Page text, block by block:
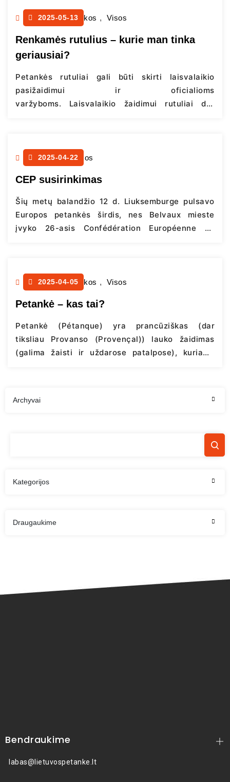
atranką, vykusią Šiauliuose, užsiregistravo trys
Jankauskas, Remigijus Bielskis, Paulius Rulinskas
ir…Continue reading
2025-05-13
Petankės pamokos , Visos
Renkamės rutulius – kurie man tinka
geriausiai?
Petankės rutuliai gali būti skirti laisvalaikio
pasižaidimui ir oficialioms
varžyboms. Laisvalaikio žaidimui rutuliai dar
praleidimui su draugais. Jie dažniausiai yra
užpildu. Gali būti blizgūs su chromo paviršiumi
arba dažyti juodai. Metalas, iš kurio tokie…
Continue reading
2025-04-22
Naujienos , Visos
CEP susirinkimas
Šių metų balandžio 12 d. Liuksemburge pulsavo
Europos petankės širdis, nes Belvaux mieste
įvyko 26-asis Confédération Européenne de
susirinkime dalyvavo 17 šalių gyvai ir 6 šalys per
Novak ir generalinis sekretorius Michael Regelin
pristatė metines…
Continue reading
2025-04-05
Petankės pamokos , Visos
Petankė – kas tai?
Petankė (Pétanque) yra prancūziškas (dar
tiksliau Provanso (Provençal)) lauko žaidimas
(galima žaisti ir uždarose patalpose), kuriame
atžvilgiu (mažas, medinis kamuoliukas, dar
Petankės istorija Petankės žaidimas buvo
sugalvotas apie 1908 m. (internete galima…
Archyvai
Kategorijos
Draugaukime
Bendraukime
labas@lietuvospetanke.lt